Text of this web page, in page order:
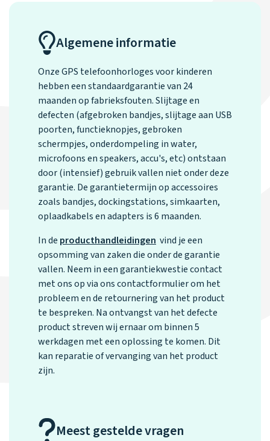
Tweedekans
horloges
icoon en maak
je horloge
jou.
Handleiding
Werken bij
Stichting
Jarige Job
Algemene informatie
Onze GPS telefoonhorloges voor kinderen
hebben een standaardgarantie van 24
maanden op fabrieksfouten. Slijtage en
defecten (afgebroken bandjes, slijtage aan USB
poorten, functieknopjes, gebroken
schermpjes, onderdompeling in water,
microfoons en speakers, accu's, etc) ontstaan
door (intensief) gebruik vallen niet onder deze
garantie. De garantietermijn op accessoires
zoals bandjes, dockingstations, simkaarten,
oplaadkabels en adapters is 6 maanden.
In de producthandleidingen vind je een
opsomming van zaken die onder de garantie
vallen. Neem in een garantiekwestie contact
met ons op via onscontactformulierom het
probleem en de retournering van het product
te bespreken. Na ontvangst van het defecte
product streven wij ernaar om binnen 5
werkdagen met een oplossing te komen. Dit
kan reparatie of vervanging van het product
zijn.
Meest gestelde vragen